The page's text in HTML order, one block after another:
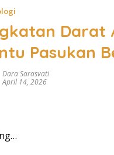
Darat
Pasukan
Dara Sarasvati
April 14, 2026